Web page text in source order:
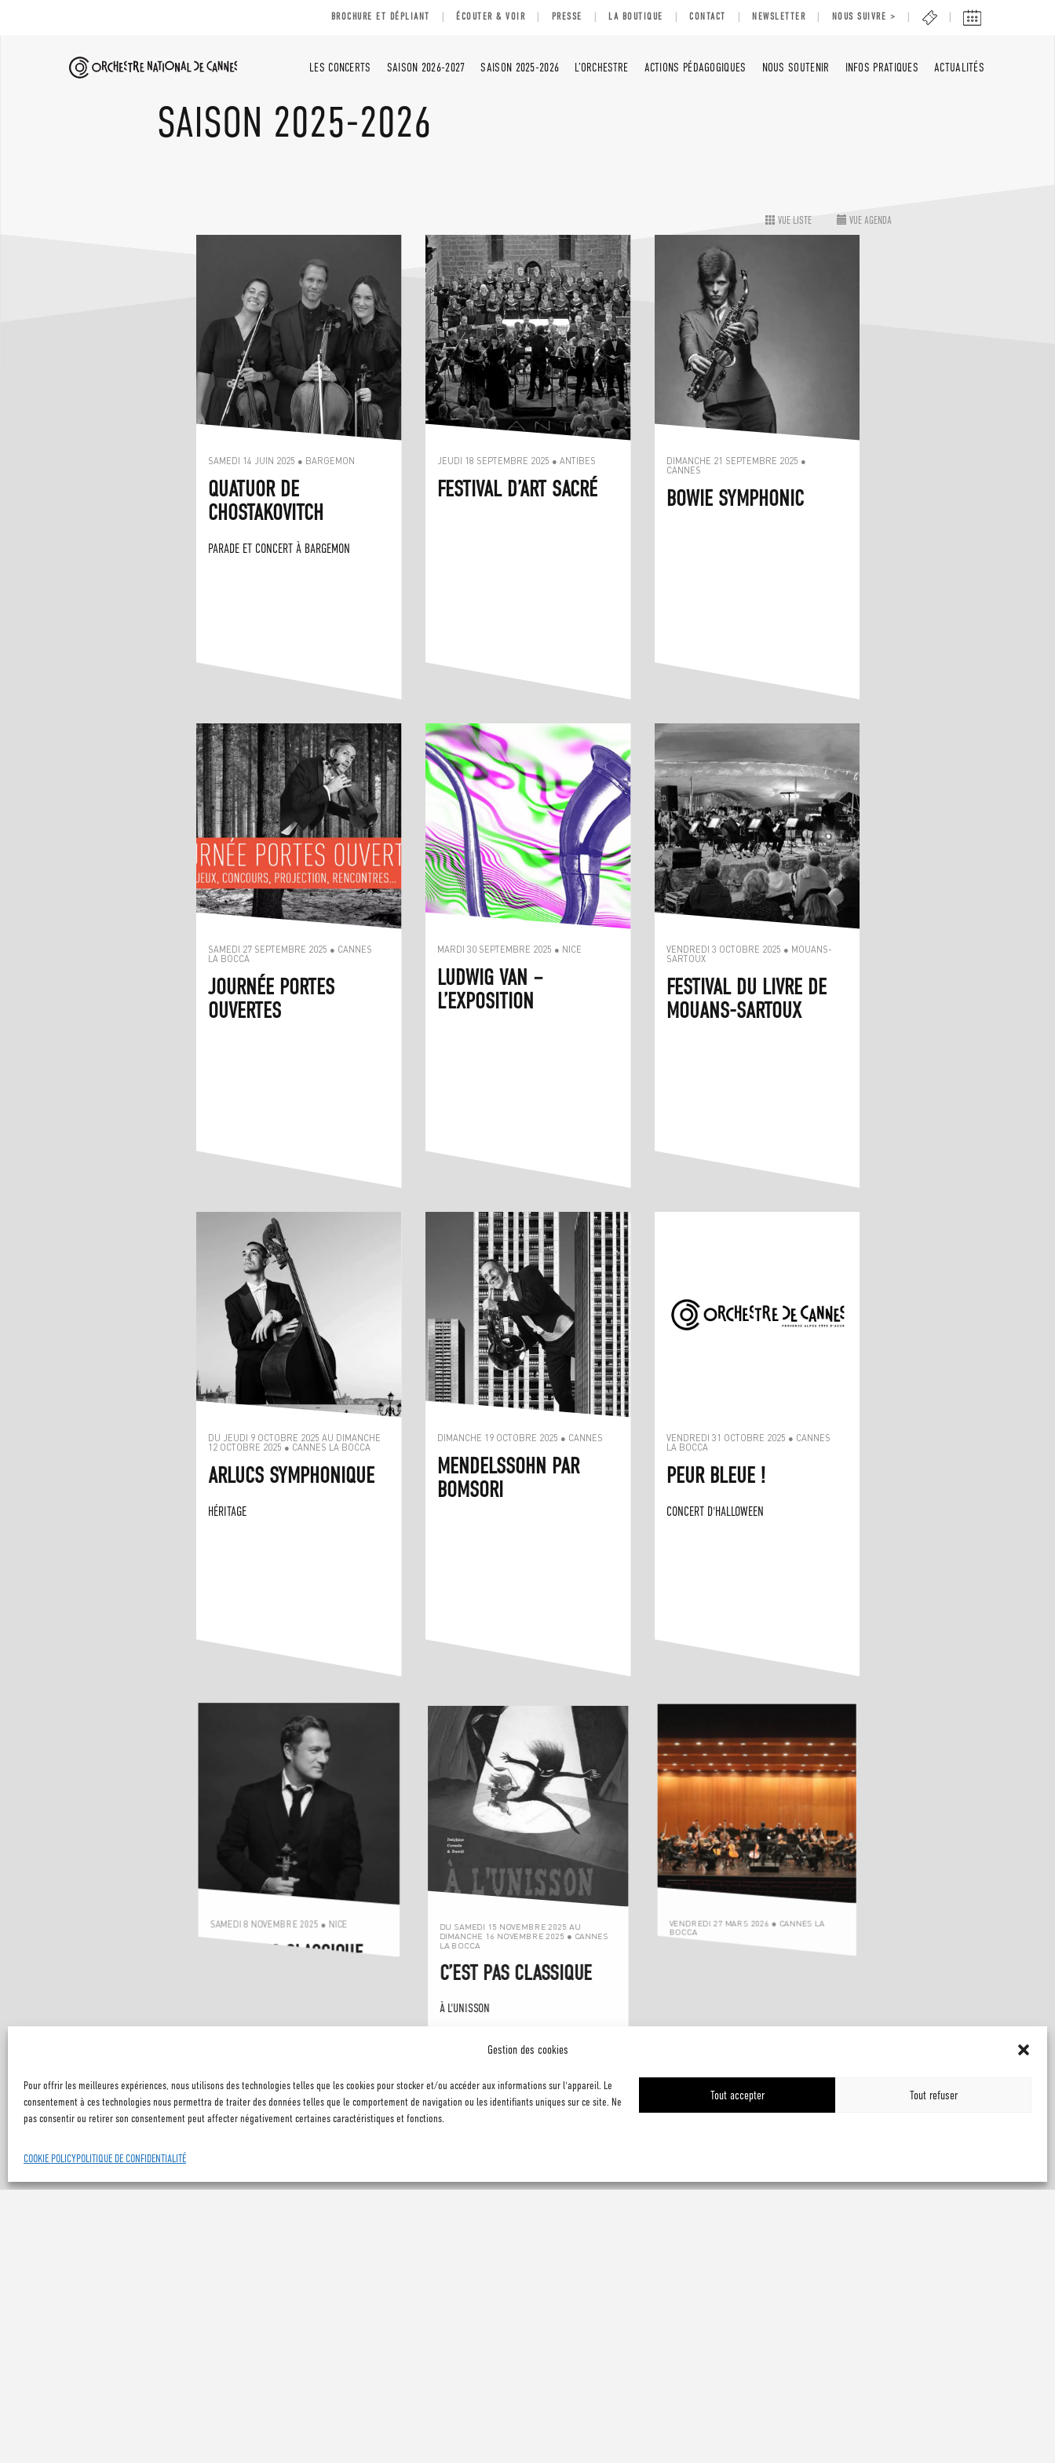
Gestion des cookies
Pour offrir les meilleures expériences, nous utilisons des technologies telles que les cookies pour stocker et/ou accéder aux informations sur l'appareil. Le
consentement à ces technologies nous permettra de traiter des données telles que le comportement de navigation ou les identifiants uniques sur ce site. Ne
pas consentir ou retirer son consentement peut affecter négativement certaines caractéristiques et fonctions.
Tout accepter Tout refuser
COOKIE POLICYPOLITIQUE DE CONFIDENTIALITÉ
BROCHURE ET DÉPLIANT ÉCOUTER & VOIR PRESSE LA BOUTIQUE CONTACT NEWSLETTER NOUS SUIVRE >
LES CONCERTS SAISON 2026-2027 SAISON 2025-2026 L’ORCHESTRE ACTIONS PÉDAGOGIQUES NOUS SOUTENIR INFOS PRATIQUES ACTUALITÉS
SAISON 2025-2026
VUE LISTE VUE AGENDA
SAMEDI 14 JUIN 2025 ● BARGEMON
QUATUOR DE
CHOSTAKOVITCH
PARADE ET CONCERT À BARGEMON
JEUDI 18 SEPTEMBRE 2025 ● ANTIBES
FESTIVAL D’ART SACRÉ
DIMANCHE 21 SEPTEMBRE 2025 ●
CANNES
BOWIE SYMPHONIC
SAMEDI 27 SEPTEMBRE 2025 ● CANNES
LA BOCCA
JOURNÉE PORTES
OUVERTES
MARDI 30 SEPTEMBRE 2025 ● NICE
LUDWIG VAN –
L’EXPOSITION
VENDREDI 3 OCTOBRE 2025 ● MOUANS-
SARTOUX
FESTIVAL DU LIVRE DE
MOUANS-SARTOUX
DU JEUDI 9 OCTOBRE 2025 AU DIMANCHE
12 OCTOBRE 2025 ● CANNES LA BOCCA
ARLUCS SYMPHONIQUE
HÉRITAGE
DIMANCHE 19 OCTOBRE 2025 ● CANNES
MENDELSSOHN PAR
BOMSORI
VENDREDI 31 OCTOBRE 2025 ● CANNES
LA BOCCA
PEUR BLEUE !
CONCERT D'HALLOWEEN
SAMEDI 8 NOVEMBRE 2025 ● NICE
C’EST PAS CLASSIQUE
DU SAMEDI 15 NOVEMBRE 2025 AU
DIMANCHE 16 NOVEMBRE 2025 ● CANNES
LA BOCCA
C’EST PAS CLASSIQUE
À L'UNISSON
VENDREDI 27 MARS 2026 ● CANNES LA
BOCCA